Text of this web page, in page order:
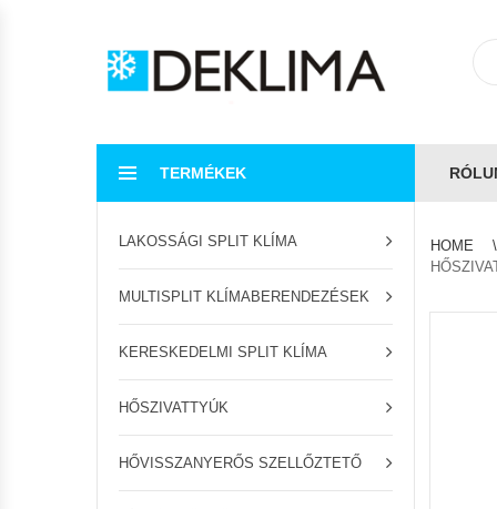
TERMÉKEK
LAKOSSÁGI SPLIT KLÍMA
MULTISPLIT KLÍMABERENDEZÉSEK
KERESKEDELMI SPLIT KLÍMA
HŐSZIVATTYÚK
HŐVISSZANYERŐS SZELLŐZTETŐ
HOME